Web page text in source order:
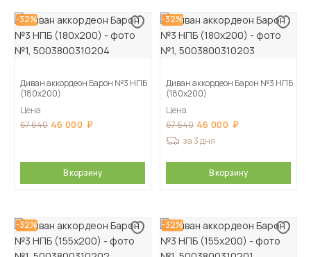
-32%
Диван аккордеон Барон №3 НПБ
(180х200)
Цена
67 640 46 000
В корзину
-32%
Диван аккордеон Барон №3 НПБ
(180х200)
Цена
67 640 46 000
за 3 дня
В корзину
-32% -32%